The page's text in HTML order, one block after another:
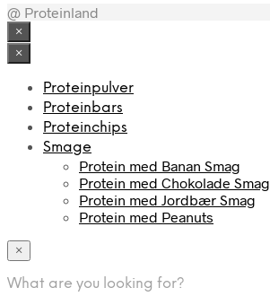
@ Proteinland
×
×
Proteinpulver
Proteinbars
Proteinchips
Smage
Protein med Banan Smag
Protein med Chokolade Smag
Protein med Jordbær Smag
Protein med Peanuts
×
What are you looking for?